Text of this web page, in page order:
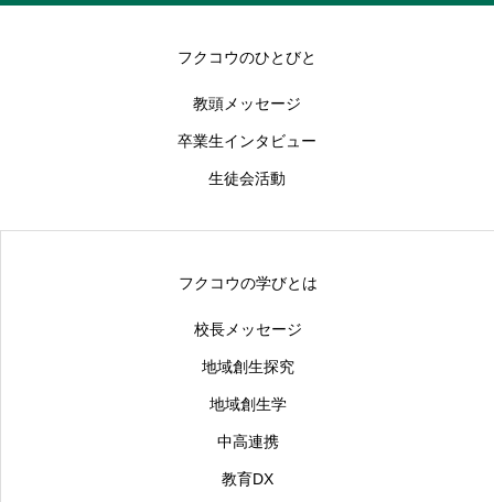
フクコウのひとびと
教頭メッセージ
卒業生インタビュー
生徒会活動
フクコウの学びとは
校長メッセージ
地域創生探究
地域創生学
中高連携
教育DX